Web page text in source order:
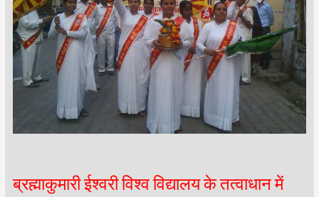
ब्रह्माकुमारी ईश्वरी विश्व विद्यालय के तत्वाधान में